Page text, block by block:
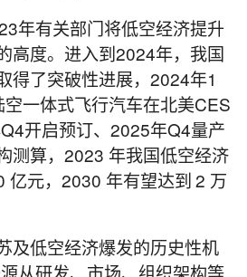
年有关部门将低空经济提升
高度。进入到2024年，我国
得了突破性进展，2024年1
一体式飞行汽车在北美CES
开启预订、2025年Q4量产
测算，2023 年我国低空经济
亿元，2030 年有望达到 2 万
及低空经济爆发的历史性机
从研发、市场、组织架构等